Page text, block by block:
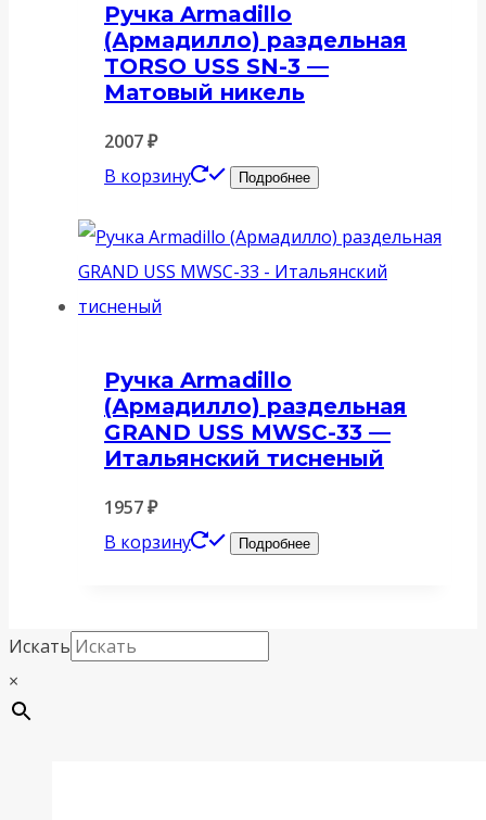
Ручка Armadillo
(Армадилло) раздельная
TORSO USS SN-3 —
Матовый никель
2007₽
В корзину
Подробнее
Ручка Armadillo
(Армадилло) раздельная
GRAND USS MWSC-33 —
Итальянский тисненый
1957₽
В корзину
Подробнее
Искать
×